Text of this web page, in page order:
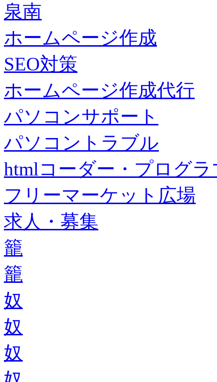
泉南
ホームページ作成
SEO対策
ホームページ作成代行
パソコンサポート
パソコントラブル
htmlコーダー・プログラ
フリーマーケット広場
求人・募集
籠
籠
奴
奴
奴